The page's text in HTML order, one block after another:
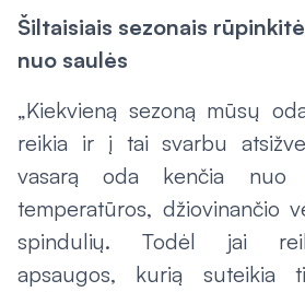
Šiltaisiais sezonais
nuo saulės
„Kiekvieną sezoną mūsų
reikia ir į tai svarbu
vasarą oda kenčia nuo
temperatūros, džiovinančio
spindulių. Todėl jai
apsaugos, kurią suteikia